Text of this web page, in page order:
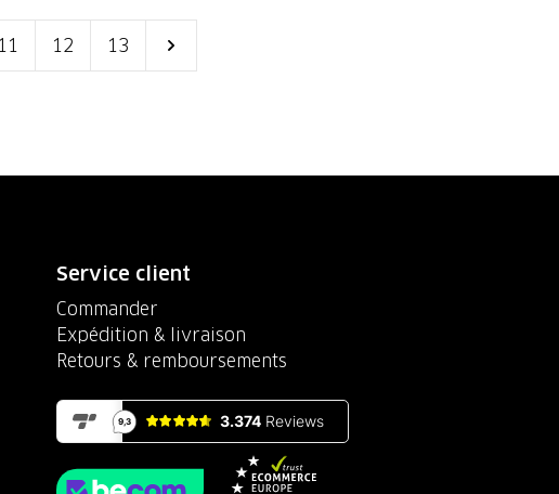
11 12 13
Service client
Commander
Expédition & livraison
Retours & remboursements